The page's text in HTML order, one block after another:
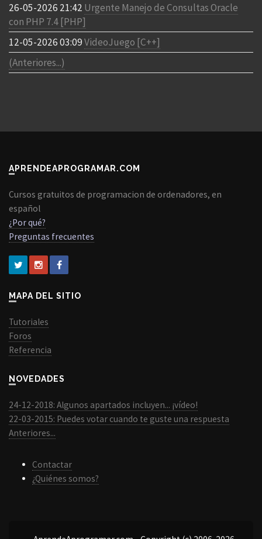
26-05-2026 21:42 Urgente Manejo de Consultas Oracle
con PHP 7.4 [PHP]
12-05-2026 03:09VideoJuego [C++]
(Anteriores...)
APRENDEAPROGRAMAR.COM
Cursos gratuitos de programacion de ordenadores, en
español
¿Por qué?
Preguntas frecuentes
MAPA DEL SITIO
Tutoriales
Foros
Referencia
NOVEDADES
24-12-2018: Algunos apartados incluyen... ¡vídeo!
22-03-2015: Puedes votar cuando te guste una respuesta
Anteriores...
Contactar
¿Quiénes somos?